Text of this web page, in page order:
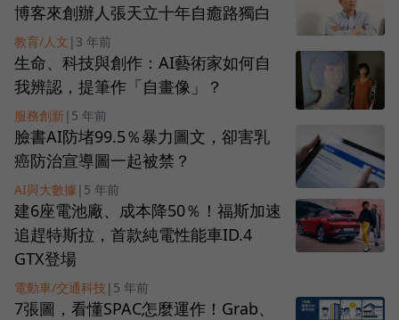
博客來創辦人張天立十年自癒路獨白
教育/人文 | 3 年前
生命、科技與創作：AI藝術家如何自
我辨認，提筆作「自畫像」？
服務創新 | 5 年前
臉書AI防堵99.5％暴力圖文，卻害乳
癌防治宣導圖一起被禁？
AI與大數據 | 5 年前
建6座電池廠、成本降50％！福斯加速
追趕特斯拉，首款純電性能車ID.4
GTX登場
電動車/交通科技 | 5 年前
7張圖，看懂SPAC怎麼運作！Grab、